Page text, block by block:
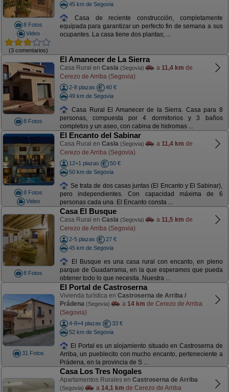
8 Fotos
Video
(3 comentarios)
45 km de Segovia
Casa de reciente construcción, completamente
equipada para garantizar un perfecto fin de semana a sus
ocupantes. La casa tiene dos plantas; ...
8 Fotos
El Amanecer de La Sierra
Casa Rural en Casla (Segovia) a 11,4 km de
Cerezo de Arriba (Segovia)
2-8 plazas
40 €
49 km de Segovia
Casa Rural El Amanecer de la Sierra. Casa para 8
personas, compuesta por 4 dormitorios y 3 baños
completos y un aseo, con cabina de hidromas ...
8 Fotos
Video
El Encanto del Sabinar
Casa Rural en Casla (Segovia) a 11,4 km de
Cerezo de Arriba (Segovia)
12+1 plazas
50 €
50 km de Segovia
Se trata de dos casas juntas (El Encanto y El Sabinar),
pero independientes. Con capacidad máxima de 6
personas cada una. El Encanto consta ...
8 Fotos
Casa El Busque
Casa Rural en Casla (Segovia) a 11,5 km de
Cerezo de Arriba (Segovia)
2-5 plazas
27 €
45 km de Segovia
El Busque es una casa rural con encanto, en pleno
parque de Guadarrama, en la que esperamos que pueda
obtener todo lo que necesita. Nuestra ...
31 Fotos
El Portal de Castroserna
Vivienda turística en Castroserna de Arriba /
Prádena (Segovia) a 14 km de Cerezo de Arriba
(Segovia)
4-8+4 plazas
33 €
52 km de Segovia
El Portal es un alojamiento situado en Castroserna de
Arriba, un pueblecito con mucho encanto, perteneciente a
Prádena, en la provincia de S ...
Casa Los Tres Nogales
Apartamentos Rurales en Castroserna de Arriba
(Segovia) a 14,1 km de Cerezo de Arriba